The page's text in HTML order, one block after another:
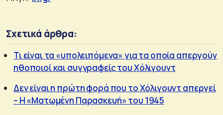
Σχετικά άρθρα:
Τι είναι τα «υπολειπόμενα» για τα οποία απεργούν
ηθοποιοί και συγγραφείς του Χόλιγουντ
Δεν είναι η πρώτη φορά που το Χόλιγουντ απεργεί
– Η «Ματωμένη Παρασκευή» του 1945